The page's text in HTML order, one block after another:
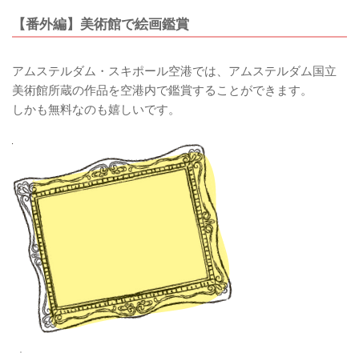
【番外編】美術館で絵画鑑賞
アムステルダム・スキポール空港では、アムステルダム国立
美術館所蔵の作品を空港内で鑑賞することができます。
しかも無料なのも嬉しいです。